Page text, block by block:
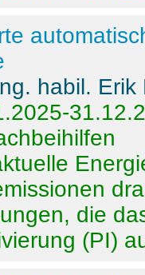
habil. Erik
die
(PI)